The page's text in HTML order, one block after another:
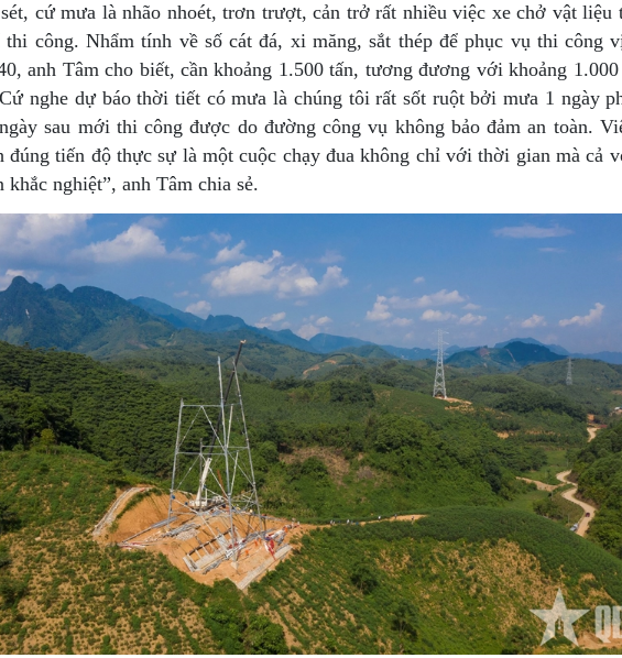
cứ mưa là nhão nhoét, trơn trượt, cản trở rất nhiều việc xe chở vật liệu
công. Nhẩm tính về số cát đá, xi măng, sắt thép để phục vụ thi công
anh Tâm cho biết, cần khoảng 1.500 tấn, tương đương với khoảng 1.000
nghe dự báo thời tiết có mưa là chúng tôi rất sốt ruột bởi mưa 1 ngày
sau mới thi công được do đường công vụ không bảo đảm an toàn.
đúng tiến độ thực sự là một cuộc chạy đua không chỉ với thời gian mà cả
khắc nghiệt”, anh Tâm chia sẻ.